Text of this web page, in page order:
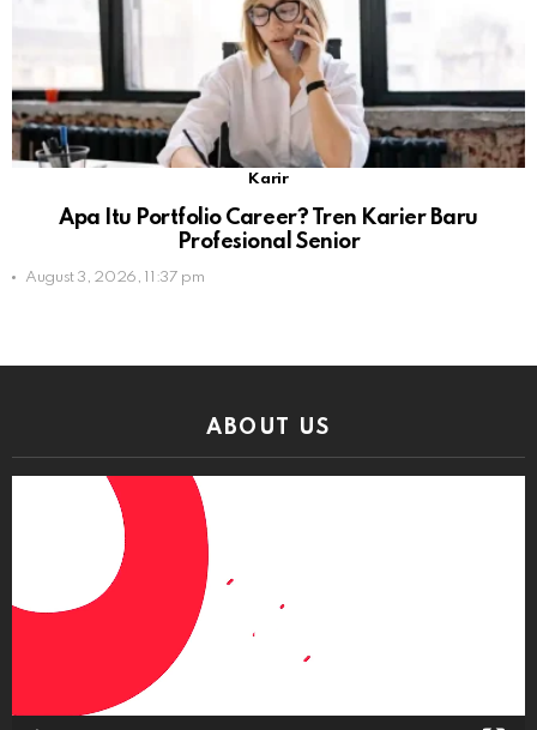
Karir
Apa Itu Portfolio Career? Tren Karier Baru
Profesional Senior
August 3, 2026, 11:37 pm
ABOUT US